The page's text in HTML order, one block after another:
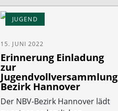
JUGEND
15. JUNI 2022
Erinnerung Einladung
zur
Jugendvollversammlung
Bezirk Hannover
Der NBV-Bezirk Hannover lädt